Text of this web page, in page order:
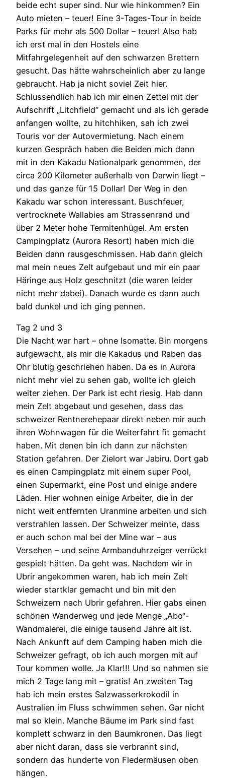
beide echt super sind. Nur wie hinkommen? Ein
Auto mieten – teuer! Eine 3-Tages-Tour in beide
Parks für mehr als 500 Dollar – teuer! Also hab
ich erst mal in den Hostels eine
Mitfahrgelegenheit auf den schwarzen Brettern
gesucht. Das hätte wahrscheinlich aber zu lange
gebraucht. Hab ja nicht soviel Zeit hier.
Schlussendlich hab ich mir einen Zettel mit der
Aufschrift „Litchfield“ gemacht und als ich gerade
anfangen wollte, zu hitchhiken, sah ich zwei
Touris vor der Autovermietung. Nach einem
kurzen Gespräch haben die Beiden mich dann
mit in den Kakadu Nationalpark genommen, der
circa 200 Kilometer außerhalb von Darwin liegt –
und das ganze für 15 Dollar! Der Weg in den
Kakadu war schon interessant. Buschfeuer,
vertrocknete Wallabies am Strassenrand und
über 2 Meter hohe Termitenhügel. Am ersten
Campingplatz (Aurora Resort) haben mich die
Beiden dann rausgeschmissen. Hab dann gleich
mal mein neues Zelt aufgebaut und mir ein paar
Häringe aus Holz geschnitzt (die waren leider
nicht mehr dabei). Danach wurde es dann auch
bald dunkel und ich ging pennen.
Tag 2 und 3
Die Nacht war hart – ohne Isomatte. Bin morgens
aufgewacht, als mir die Kakadus und Raben das
Ohr blutig geschriehen haben. Da es in Aurora
nicht mehr viel zu sehen gab, wollte ich gleich
weiter ziehen. Der Park ist echt riesig. Hab dann
mein Zelt abgebaut und gesehen, dass das
schweizer Rentnerehepaar direkt neben mir auch
ihren Wohnwagen für die Weiterfahrt fit gemacht
haben. Mit denen bin ich dann zur nächsten
Station gefahren. Der Zielort war Jabiru. Dort gab
es einen Campingplatz mit einem super Pool,
einen Supermarkt, eine Post und einige andere
Läden. Hier wohnen einige Arbeiter, die in der
nicht weit entfernten Uranmine arbeiten und sich
verstrahlen lassen. Der Schweizer meinte, dass
er auch schon mal bei der Mine war – aus
Versehen – und seine Armbanduhrzeiger verrückt
gespielt hätten. Da geht was. Nachdem wir in
Ubrir angekommen waren, hab ich mein Zelt
wieder startklar gemacht und bin mit den
Schweizern nach Ubrir gefahren. Hier gabs einen
schönen Wanderweg und jede Menge „Abo“-
Wandmalerei, die einige tausend Jahre alt ist.
Nach Ankunft auf dem Camping haben mich die
Schweizer gefragt, ob ich auch morgen mit auf
Tour kommen wolle. Ja Klar!!! Und so nahmen sie
mich 2 Tage lang mit – gratis! An zweiten Tag
hab ich mein erstes Salzwasserkrokodil in
Australien im Fluss schwimmen sehen. Gar nicht
mal so klein. Manche Bäume im Park sind fast
komplett schwarz in den Baumkronen. Das liegt
aber nicht daran, dass sie verbrannt sind,
sondern das hunderte von Fledermäusen oben
hängen.